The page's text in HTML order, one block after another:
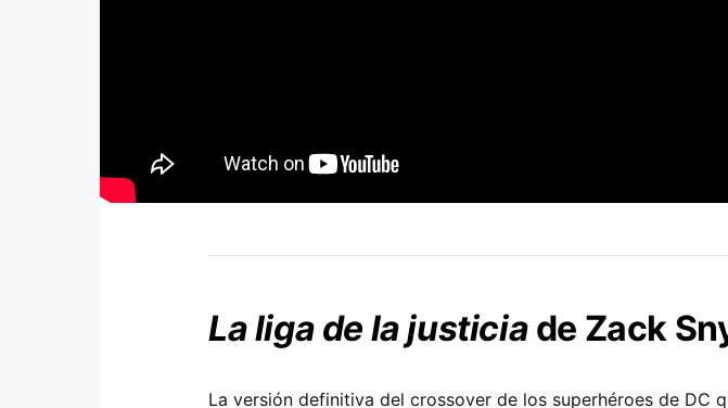
La liga de la justicia de Zack
La versión definitiva del crossover de los superhéroes de DC